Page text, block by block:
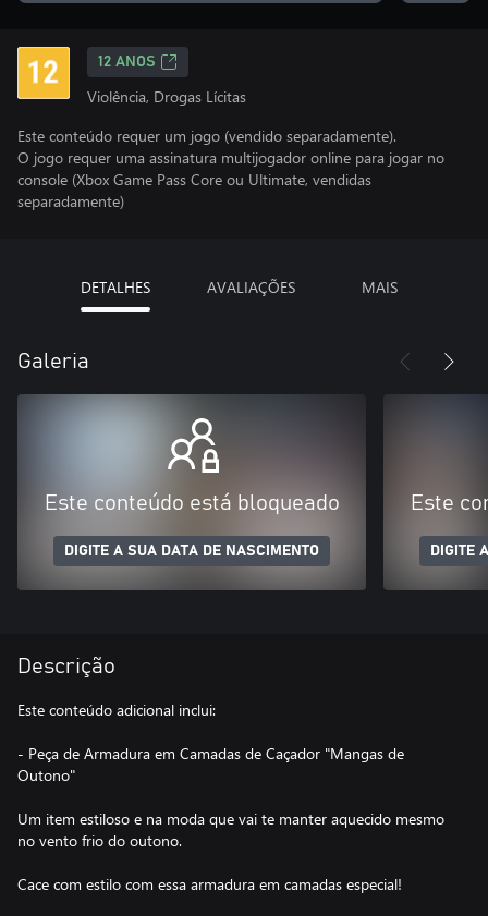
12 ANOS
Violência, Drogas Lícitas
Este conteúdo requer um jogo (vendido separadamente).
O jogo requer uma assinatura multijogador online para jogar no
console (Xbox Game Pass Core ou Ultimate, vendidas
separadamente)
DETALHES AVALIAÇÕES MAIS
Galeria
Este conteúdo está bloqueado
DIGITE A SUA DATA DE NASCIMENTO
Este
DIGITE
Descrição
Este conteúdo adicional inclui:
- Peça de Armadura em Camadas de Caçador "Mangas de
Outono"
Um item estiloso e na moda que vai te manter aquecido mesmo
no vento frio do outono.
Cace com estilo com essa armadura em camadas especial!